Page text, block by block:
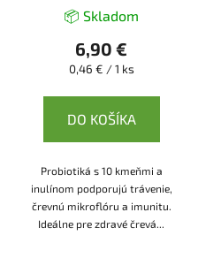
📦 Skladom
6,90 €
Jednotková
0,46 € / 1 ks
DO KOŠÍKA
Probiotiká s 10 kmeňmi a
inulínom podporujú trávenie,
črevnú mikroflóru a imunitu.
Ideálne pre zdravé črevá...